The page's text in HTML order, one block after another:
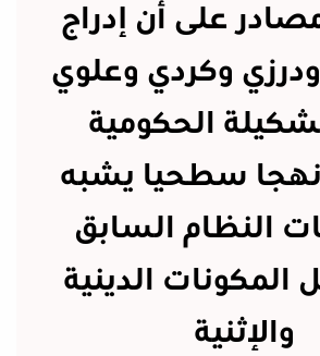
على أن إدراج
وكردي وعلوي
الحكومية
سطحيا يشبه
النظام السابق
المكونات الدينية
والإثنية